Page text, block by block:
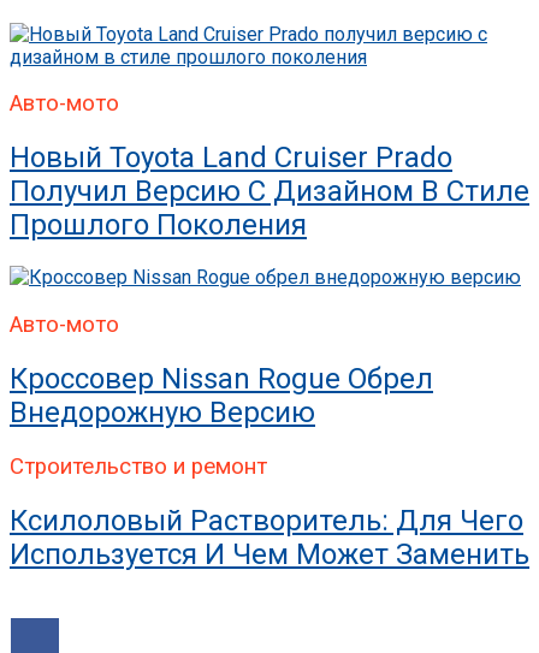
Авто-мото
Новый Toyota Land Cruiser Prado
Получил Версию С Дизайном В Стиле
Прошлого Поколения
Авто-мото
Кроссовер Nissan Rogue Обрел
Внедорожную Версию
Строительство и ремонт
Ксилоловый Растворитель: Для Чего
Используется И Чем Может Заменить